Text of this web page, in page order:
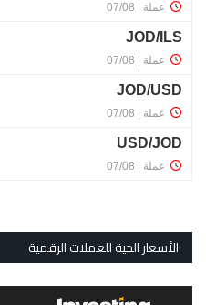
الأسعار الحية للعملات الرقمية